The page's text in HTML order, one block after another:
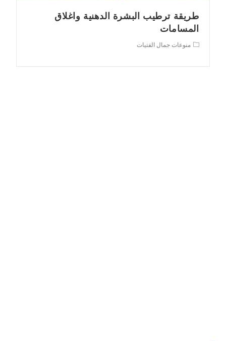
طريقة ترطيب البشرة الدهنية واغلاق
المسامات
Postمنوعات جمال الفتيات